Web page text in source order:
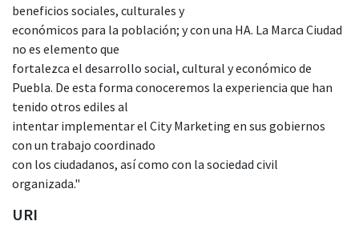
beneficios sociales, culturales y
económicos para la población; y con una HA. La Marca Ciudad
no es elemento que
fortalezca el desarrollo social, cultural y económico de
Puebla. De esta forma conoceremos la experiencia que han
tenido otros ediles al
intentar implementar el City Marketing en sus gobiernos
con un trabajo coordinado
con los ciudadanos, así como con la sociedad civil
organizada."
URI